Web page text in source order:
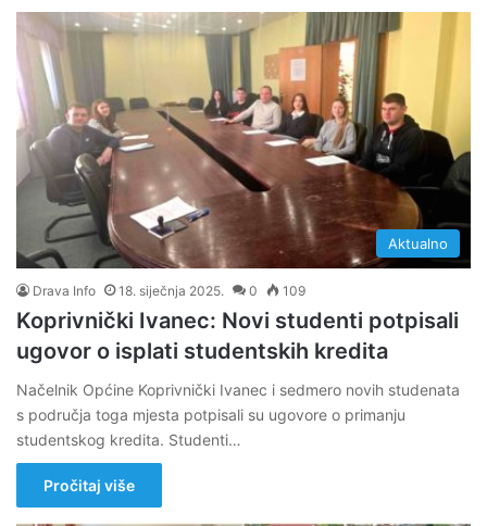
Aktualno
Drava Info 18. siječnja 2025. 0 109
Koprivnički Ivanec: Novi studenti potpisali
ugovor o isplati studentskih kredita
Načelnik Općine Koprivnički Ivanec i sedmero novih studenata
s područja toga mjesta potpisali su ugovore o primanju
studentskog kredita. Studenti…
Pročitaj više